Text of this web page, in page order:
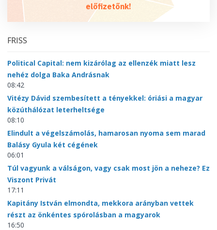
előfizetőnk!
FRISS
Political Capital: nem kizárólag az ellenzék miatt lesz
nehéz dolga Baka Andrásnak
08:42
Vitézy Dávid szembesített a tényekkel: óriási a magyar
közúthálózat leterheltsége
08:10
Elindult a végelszámolás, hamarosan nyoma sem marad
Balásy Gyula két cégének
06:01
Túl vagyunk a válságon, vagy csak most jön a neheze? Ez
Viszont Privát
17:11
Kapitány István elmondta, mekkora arányban vettek
részt az önkéntes spórolásban a magyarok
16:50